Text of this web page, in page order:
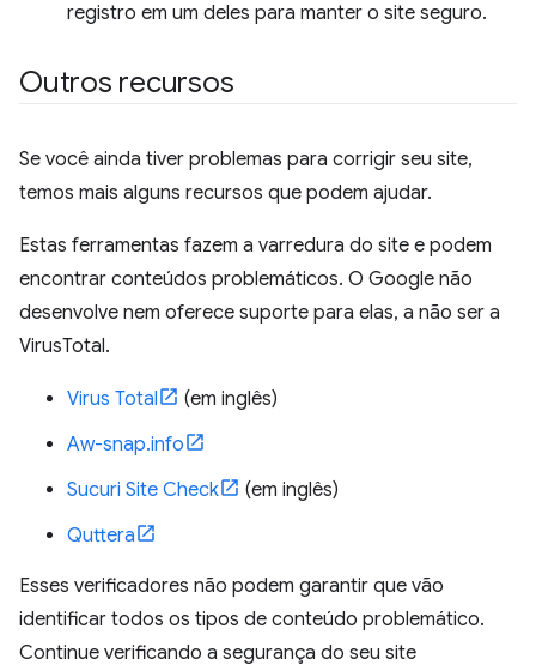
registro em um deles para manter o site seguro.
Outros recursos
Se você ainda tiver problemas para corrigir seu site,
temos mais alguns recursos que podem ajudar.
Estas ferramentas fazem a varredura do site e podem
encontrar conteúdos problemáticos. O Google não
desenvolve nem oferece suporte para elas, a não ser a
VirusTotal.
Virus Total
(em inglês)
Aw-snap.info
Sucuri Site Check
(em inglês)
Quttera
Esses verificadores não podem garantir que vão
identificar todos os tipos de conteúdo problemático.
Continue verificando a segurança do seu site